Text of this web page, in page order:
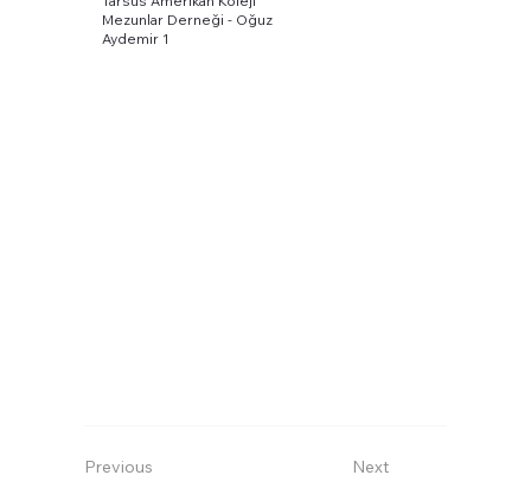
Mezunlar Derneği - Oğuz
Aydemir 1
Previous Next